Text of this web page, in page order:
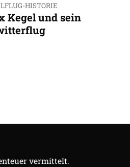
HISTORIE
Kegel und sein
vermittelt.